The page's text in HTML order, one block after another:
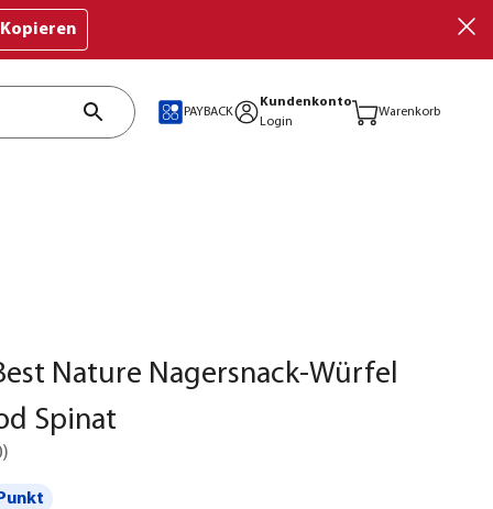
Kopieren
PAYBACK
Kundenkonto
Login
Warenkorb
Nature Nagersnack-Würfel
Spinat
)